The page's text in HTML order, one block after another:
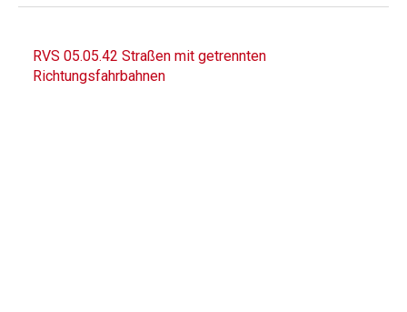
RVS 05.05.42 Straßen mit getrennten
Richtungsfahrbahnen